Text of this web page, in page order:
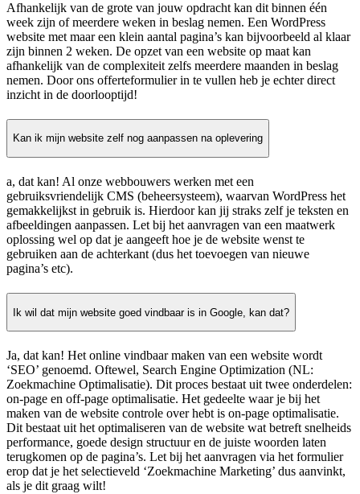
Afhankelijk van de grote van jouw opdracht kan dit binnen één
week zijn of meerdere weken in beslag nemen. Een WordPress
website met maar een klein aantal pagina’s kan bijvoorbeeld al klaar
zijn binnen 2 weken. De opzet van een website op maat kan
afhankelijk van de complexiteit zelfs meerdere maanden in beslag
nemen. Door ons offerteformulier in te vullen heb je echter direct
inzicht in de doorlooptijd!
Kan ik mijn website zelf nog aanpassen na oplevering
a, dat kan! Al onze webbouwers werken met een
gebruiksvriendelijk CMS (beheersysteem), waarvan WordPress het
gemakkelijkst in gebruik is. Hierdoor kan jij straks zelf je teksten en
afbeeldingen aanpassen. Let bij het aanvragen van een maatwerk
oplossing wel op dat je aangeeft hoe je de website wenst te
gebruiken aan de achterkant (dus het toevoegen van nieuwe
pagina’s etc).
Ik wil dat mijn website goed vindbaar is in Google, kan dat?
Ja, dat kan! Het online vindbaar maken van een website wordt
‘SEO’ genoemd. Oftewel, Search Engine Optimization (NL:
Zoekmachine Optimalisatie). Dit proces bestaat uit twee onderdelen:
on-page en off-page optimalisatie. Het gedeelte waar je bij het
maken van de website controle over hebt is on-page optimalisatie.
Dit bestaat uit het optimaliseren van de website wat betreft snelheids
performance, goede design structuur en de juiste woorden laten
terugkomen op de pagina’s. Let bij het aanvragen via het formulier
erop dat je het selectieveld ‘Zoekmachine Marketing’ dus aanvinkt,
als je dit graag wilt!